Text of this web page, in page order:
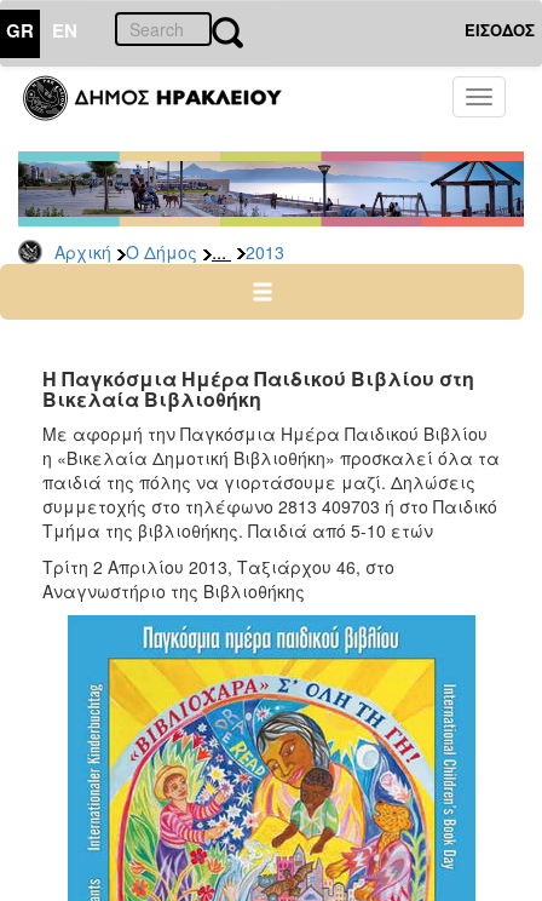
GR EN ΕΙΣΟΔΟΣ
Toggle
Αρχική Ο Δήμος ... 2013
ΔΗΜΟΣ
Δελτία
Τύπου
Αρχείο
2026
2024
2022
2021
2020
2019
2018
2017
2016
2015
2013
2012
2011
2010
2006
Η Παγκόσμια Ημέρα Παιδικού Βιβλίου στη
Βικελαία Βιβλιοθήκη
Με αφορμή την Παγκόσμια Ημέρα Παιδικού Βιβλίου
η «Βικελαία Δημοτική Βιβλιοθήκη» προσκαλεί όλα τα
παιδιά της πόλης να γιορτάσουμε μαζί. Δηλώσεις
συμμετοχής στο τηλέφωνο 2813 409703 ή στο Παιδικό
Τμήμα της βιβλιοθήκης. Παιδιά από 5-10 ετών
Τρίτη 2 Απριλίου 2013, Ταξιάρχου 46, στο
Αναγνωστήριο της Βιβλιοθήκης